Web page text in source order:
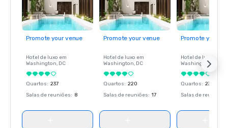
Promote your venue
Hotel de luxo em
Washington, DC
Quartos: 237
Salas de reuniões: 8
Promote your venue
Hotel de luxo em
Washington, DC
Quartos: 220
Salas de reuniões: 17
Promote your
Hotel de luxo em
Washington
Quartos: 237
Salas de reuniões